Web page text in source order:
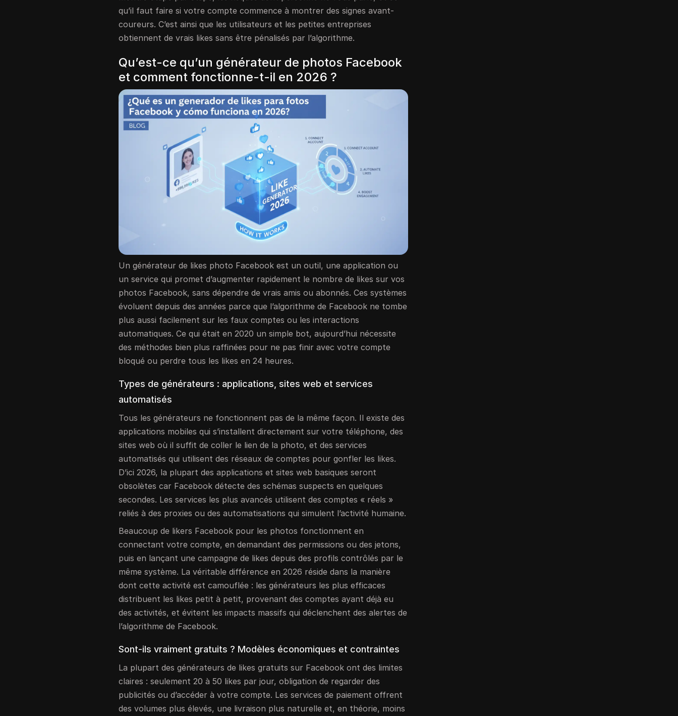
qu’il faut faire si votre compte commence à montrer des signes avant-
coureurs. C’est ainsi que les utilisateurs et les petites entreprises
obtiennent de vrais likes sans être pénalisés par l’algorithme.
Qu’est-ce qu’un générateur de photos Facebook
et comment fonctionne-t-il en 2026 ?
Un générateur de likes photo Facebook est un outil, une application ou
un service qui promet d’augmenter rapidement le nombre de likes sur vos
photos Facebook, sans dépendre de vrais amis ou abonnés. Ces systèmes
évoluent depuis des années parce que l’algorithme de Facebook ne tombe
plus aussi facilement sur les faux comptes ou les interactions
automatiques. Ce qui était en 2020 un simple bot, aujourd’hui nécessite
des méthodes bien plus raffinées pour ne pas finir avec votre compte
bloqué ou perdre tous les likes en 24 heures.
Types de générateurs : applications, sites web et services
automatisés
Tous les générateurs ne fonctionnent pas de la même façon. Il existe des
applications mobiles qui s’installent directement sur votre téléphone, des
sites web où il suffit de coller le lien de la photo, et des services
automatisés qui utilisent des réseaux de comptes pour gonfler les likes.
D’ici 2026, la plupart des applications et sites web basiques seront
obsolètes car Facebook détecte des schémas suspects en quelques
secondes. Les services les plus avancés utilisent des comptes « réels »
reliés à des proxies ou des automatisations qui simulent l’activité humaine.
Beaucoup de likers Facebook pour les photos fonctionnent en
connectant votre compte, en demandant des permissions ou des jetons,
puis en lançant une campagne de likes depuis des profils contrôlés par le
même système. La véritable différence en 2026 réside dans la manière
dont cette activité est camouflée : les générateurs les plus efficaces
distribuent les likes petit à petit, provenant des comptes ayant déjà eu
des activités, et évitent les impacts massifs qui déclenchent des alertes de
l’algorithme de Facebook.
Sont-ils vraiment gratuits ? Modèles économiques et contraintes
La plupart des générateurs de likes gratuits sur Facebook ont des limites
claires : seulement 20 à 50 likes par jour, obligation de regarder des
publicités ou d’accéder à votre compte. Les services de paiement offrent
des volumes plus élevés, une livraison plus naturelle et, en théorie, moins